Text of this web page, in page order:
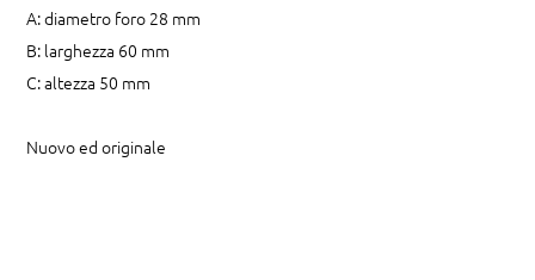
A: diametro foro 28 mm
B: larghezza 60 mm
C: altezza 50 mm
Nuovo ed originale